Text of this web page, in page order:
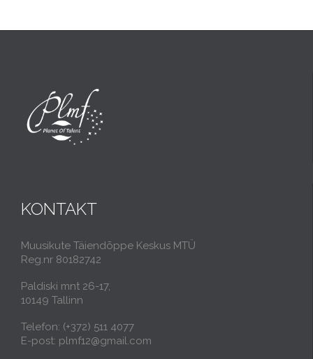
KONTAKT
Muusikute Täiendõppe Keskus MTÜ
Reg.nr 80182742
Paldiski mnt 26-17,
10149 Tallinn
Telefon: (+372) 511 4077
E-post: plmf12@gmail.com